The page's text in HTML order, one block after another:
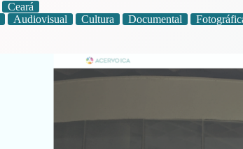
Ceará
Audiovisual Cultura Documental